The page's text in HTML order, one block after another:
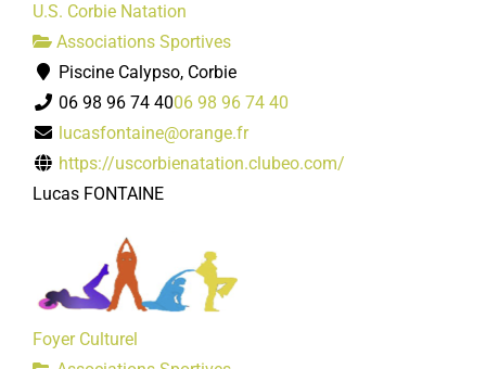
U.S. Corbie Natation
Associations Sportives
Piscine Calypso, Corbie
06 98 96 74 4006 98 96 74 40
lucasfontaine@orange.fr
https://uscorbienatation.clubeo.com/
Lucas FONTAINE
Foyer Culturel